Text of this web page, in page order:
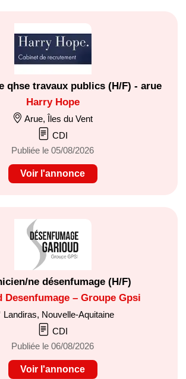
qhse travaux publics (H/F) - arue
Harry Hope
Arue, Îles du Vent
CDI
Publiée le 05/08/2026
Voir l'annonce
ne désenfumage (H/F)
Desenfumage – Groupe Gpsi
Landiras, Nouvelle-Aquitaine
CDI
Publiée le 06/08/2026
Voir l'annonce